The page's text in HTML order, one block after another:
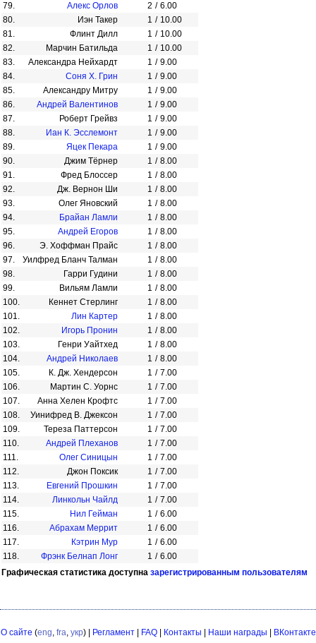
79.
Алекс Орлов 2 / 6.00
80.
Иэн Такер 1 / 10.00
81.
Флинт Дилл 1 / 10.00
82.
Марчин Батильда 1 / 10.00
83.
Александра Нейхардт 1 / 9.00
84.
Соня Х. Грин 1 / 9.00
85.
Александру Митру 1 / 9.00
86.
Андрей Валентинов 1 / 9.00
87.
Роберт Грейвз 1 / 9.00
88.
Иан К. Эсслемонт 1 / 9.00
89.
Яцек Пекара 1 / 9.00
90.
Джим Тёрнер 1 / 8.00
91.
Фред Блоссер 1 / 8.00
92.
Дж. Вернон Ши 1 / 8.00
93.
Олег Яновский 1 / 8.00
94.
Брайан Ламли 1 / 8.00
95.
Андрей Егоров 1 / 8.00
96.
Э. Хоффман Прайс 1 / 8.00
97.
Уилфред Бланч Талман 1 / 8.00
98.
Гарри Гудини 1 / 8.00
99.
Вильям Ламли 1 / 8.00
100.
Кеннет Стерлинг 1 / 8.00
101.
Лин Картер 1 / 8.00
102.
Игорь Пронин 1 / 8.00
103.
Генри Уайтхед 1 / 8.00
104.
Андрей Николаев 1 / 8.00
105.
К. Дж. Хендерсон 1 / 7.00
106.
Мартин С. Уорнс 1 / 7.00
107.
Анна Хелен Крофтс 1 / 7.00
108.
Уинифред В. Джексон 1 / 7.00
109.
Тереза Паттерсон 1 / 7.00
110.
Андрей Плеханов 1 / 7.00
111.
Олег Синицын 1 / 7.00
112.
Джон Поксик 1 / 7.00
113.
Евгений Прошкин 1 / 7.00
114.
Линкольн Чайлд 1 / 7.00
115.
Нил Гейман 1 / 6.00
116.
Абрахам Меррит 1 / 6.00
117.
Кэтрин Мур 1 / 6.00
118.
Фрэнк Белнап Лонг 1 / 6.00
Графическая статистика доступна зарегистрированным пользователям
О сайте (eng, fra, укр) | Регламент| FAQ| Контакты Наши награды ВКонтакте